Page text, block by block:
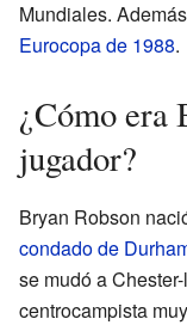
Mundiales.
Eurocopa de 1988.
¿Cómo era
jugador?
Bryan Robson
condado de
se mudó a
centrocampista